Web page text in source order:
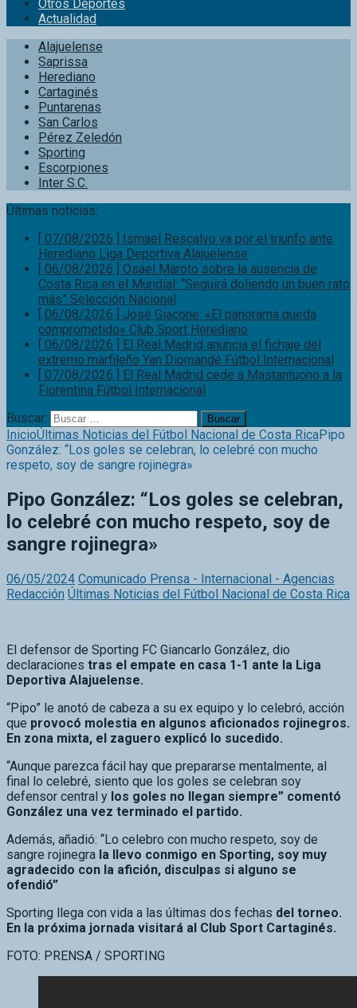
Otros Deportes
Actualidad
Alajuelense
Saprissa
Herediano
Cartaginés
Puntarenas
San Carlos
Pérez Zeledón
Sporting
Escorpiones
Inter S.C.
Últimas noticias:
[ 07/08/2026 ] Ismael Rescalvo va por el triunfo ante
Herediano Liga Deportiva Alajuelense
[ 06/08/2026 ]Osael Maroto sobre la ausencia de
Costa Rica en el Mundial: “Seguirá doliendo un buen rato
más”Selección Nacional
[ 06/08/2026 ]José Giacone: «El panorama queda
comprometido»Club Sport Herediano
[ 06/08/2026 ]El Real Madrid anuncia el fichaje del
extremo marfileño Yan DiomandéFútbol Internacional
[ 07/08/2026 ]El Real Madrid cede a Mastantuono a la
FiorentinaFútbol Internacional
Buscar:
InicioÚltimas Noticias del Fútbol Nacional de Costa RicaPipo
González: “Los goles se celebran, lo celebré con mucho
respeto, soy de sangre rojinegra»
Pipo González: “Los goles se celebran,
lo celebré con mucho respeto, soy de
sangre rojinegra»
06/05/2024 Comunicado Prensa - Internacional - Agencias
Redacción Últimas Noticias del Fútbol Nacional de Costa Rica
El defensor de Sporting FC Giancarlo González, dio
declaraciones tras el empate en casa 1-1 ante la Liga
Deportiva Alajuelense.
“Pipo” le anotó de cabeza a su ex equipo y lo celebró, acción
queprovocó molestia en algunos aficionados rojinegros.
En zona mixta, el zaguero explicó lo sucedido.
“Aunque parezca fácil hay que prepararse mentalmente, al
final lo celebré, siento que los goles se celebran soy
defensor central ylos goles no llegan siempre” comentó
González una vez terminado el partido.
Además, añadió: “Lo celebro con mucho respeto, soy de
sangre rojinegra la llevo conmigo en Sporting, soy muy
agradecido con la afición, disculpas si alguno se
ofendió”
Sporting llega con vida a las últimas dos fechas
del torneo.
En la próxima jornada visitará al Club Sport Cartaginés.
FOTO: PRENSA / SPORTING